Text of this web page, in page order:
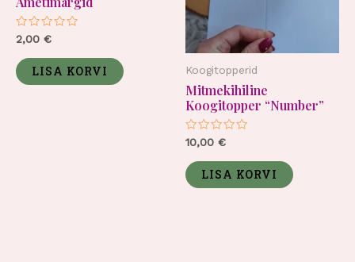
Hinnanguga
5
2,00 €
LISA KORVI Koogitopperid
Mitmekihiline
Koogitopper “Number”
Hinnanguga
5
10,00 €
LISA KORVI